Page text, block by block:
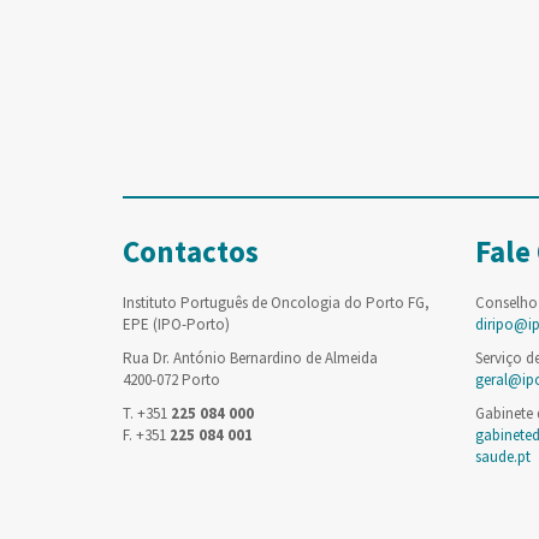
Contactos
Instituto Português de Oncologia do Porto FG,
EPE (IPO-Porto)
Rua Dr. António Bernardino de Almeida
4200-072 Porto
T. +351 225 084 000
F. +351 225 084 001
Serviço
saude.pt